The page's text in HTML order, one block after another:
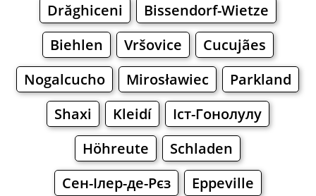
Drăghiceni
Bissendorf-Wietze
Biehlen
Vršovice
Cucujães
Nogalcucho
Mirosławiec
Parkland
Shaxi
Kleidí
Іст-Гонолулу
Höhreute
Schladen
Сен-Ілер-де-Рєз
Eppeville